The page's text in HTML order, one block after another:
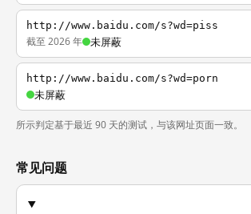
http://www.baidu.com/s?wd=piss
截至 2026 年 未屏蔽
http://www.baidu.com/s?wd=porn
未屏蔽
所示判定基于最近 90 天的测试，与该网址页面一致。
常见问题